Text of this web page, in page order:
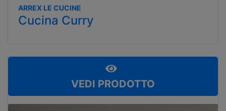
ARREX LE CUCINE
Cucina Curry
VEDI PRODOTTO